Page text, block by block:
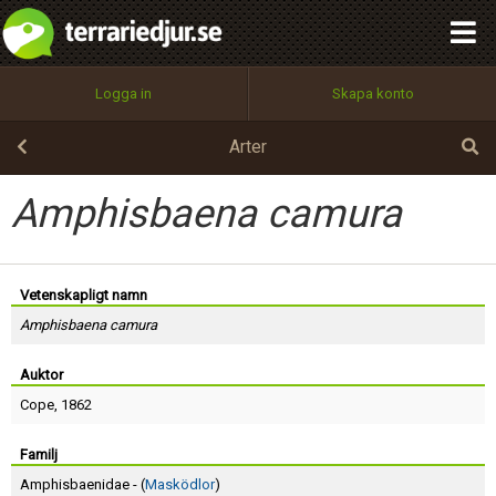
Logga in Skapa konto
Arter
Amphisbaena camura
Vetenskapligt namn
Amphisbaena camura
Auktor
Cope, 1862
Familj
Amphisbaenidae - (Masködlor)
Utför
100%
OK
integritetspolicy
Namn:
Epost:
Användarnamn:
Lösenord:
Terms of Service
Begär nytt lösenord
Tillbaka till förstasidan